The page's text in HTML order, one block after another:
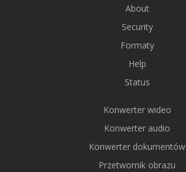
About
Security
Formaty
Help
Status
Konwerter wideo
Konwerter audio
Konwerter dokumentów
Przetwornik obrazu